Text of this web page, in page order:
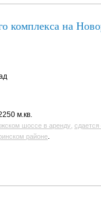
комплекса на
м.кв.
шоссе в аренду,
районе.